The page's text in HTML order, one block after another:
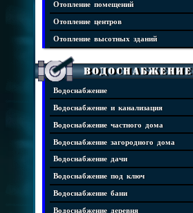
Отопление помещений
Отопление центров
Отопление высотных зданий
Водоснабжение
Водоснабжение
Водоснабжение и канализация
Водоснабжение частного дома
Водоснабжение загородного дома
Водоснабжение дачи
Водоснабжение под ключ
Водоснабжение бани
Водоснабжение деревня